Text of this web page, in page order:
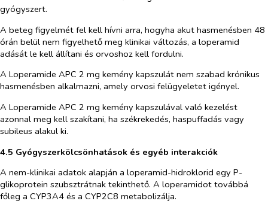
gyógyszert.
A beteg figyelmét fel kell hívni arra, hogyha akut hasmenésben 48
órán belül nem figyelhető meg klinikai változás, a loperamid ​
adását le kell állítani és orvoshoz kell fordulni.
A Loperamide APC 2 mg kemény kapszulát nem szabad kró​ni​kus
hasmenésben alkal​mazni, amely orvosi felügyeletet igényel.
A Loperamide APC 2 mg kemény kapszulával való ke​ze​lést
azonnal meg kell szakítani, ha székrekedés, haspuffadás vagy
subileus alakul ki.
4.5 Gyógyszerkölcsönhatások és egyéb interakciók
A nem-klinikai adatok alapján a loperamid-hidroklorid egy P-
glikoprotein szubsztrátnak tekinthető. A loperamidot továbbá
főleg a CYP3A4 és a CYP2C8 metabolizálja.